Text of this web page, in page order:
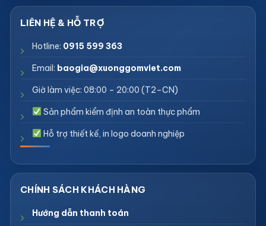
Hotline: 0915 599 363
Email: baogia@xuonggomviet.com
Giờ làm việc: 08:00 – 20:00 (T2–CN)
Sản phẩm kiểm định an toàn thực phẩm
Hỗ trợ thiết kế, in logo doanh nghiệp
Hướng dẫn thanh toán